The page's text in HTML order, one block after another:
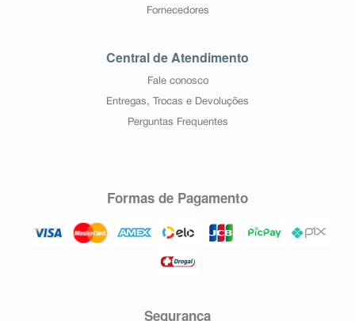
Fornecedores
Central de Atendimento
Fale conosco
Entregas, Trocas e Devoluções
Perguntas Frequentes
Formas de Pagamento
Segurança